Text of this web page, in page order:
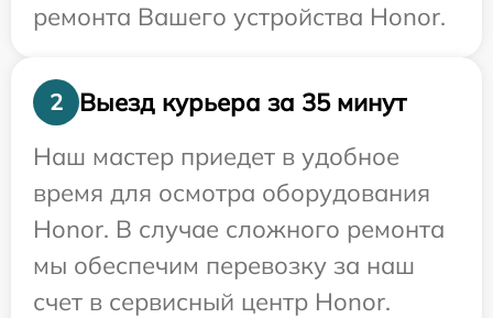
ремонта Вашего устройства Honor.
2
Выезд курьера за 35 минут
Наш мастер приедет в удобное
время для осмотра оборудования
Honor. В случае сложного ремонта
мы обеспечим перевозку за наш
счет в сервисный центр Honor.